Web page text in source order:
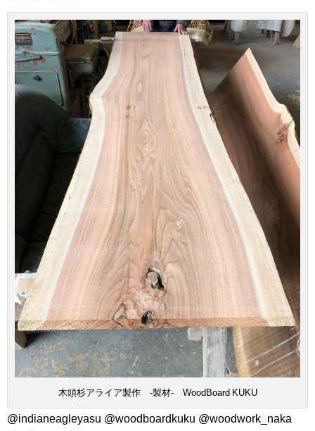
木頭杉アライア製作 -製材- WoodBoard KUKU
@indianeagleyasu @woodboardkuku @woodwork_naka